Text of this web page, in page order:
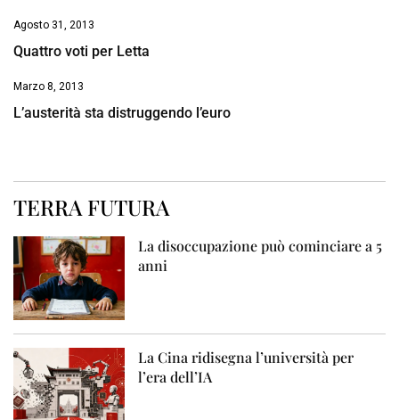
Agosto 31, 2013
Quattro voti per Letta
Marzo 8, 2013
L’austerità sta distruggendo l’euro
TERRA FUTURA
La disoccupazione può cominciare a 5
anni
La Cina ridisegna l’università per
l’era dell’IA